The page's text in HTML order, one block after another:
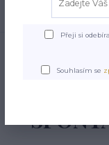
DĚTSKÉ
Přeji si
Souhlasím se